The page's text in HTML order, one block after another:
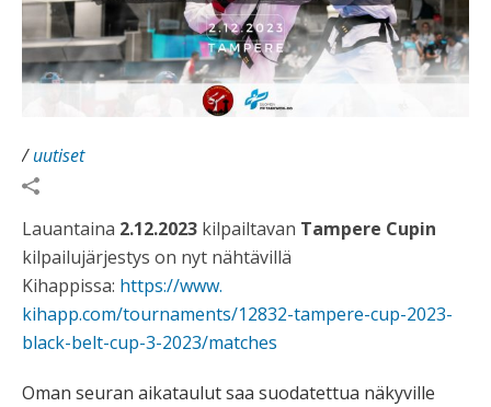
/uutiset
Lauantaina 2.12.2023 kilpailtavan Tampere Cupin
kilpailujärjestys on nyt nähtävillä
Kihappissa: https://www.
kihapp.com/tournaments/12832-tampere-cup-2023-
black-belt-cup-3-2023/matches
Oman seuran aikataulut saa suodatettua näkyville